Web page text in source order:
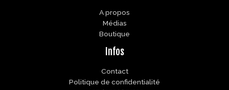
A propos
Médias
Boutique
Infos
Contact
Politique de confidentialité